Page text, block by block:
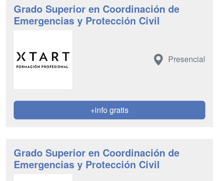
Grado Superior en Coordinación de
Emergencias y Protección Civil
Presencial
+info gratis
Grado Superior en Coordinación de
Emergencias y Protección Civil